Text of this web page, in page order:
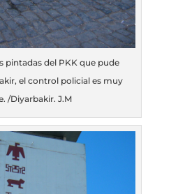
pintadas del PKK que pude
el control policial es muy
/Diyarbakir. J.M